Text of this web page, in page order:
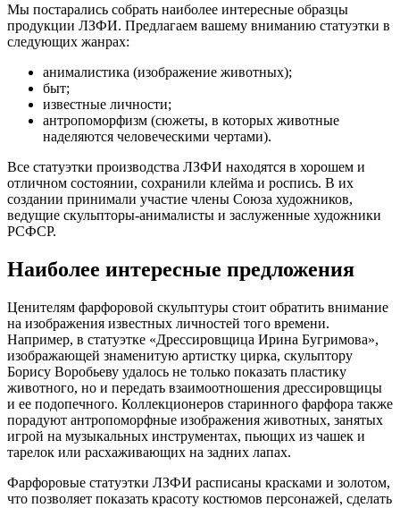
Мы постарались собрать наиболее интересные образцы
продукции ЛЗФИ. Предлагаем вашему вниманию статуэтки в
следующих жанрах:
анималистика (изображение животных);
быт;
известные личности;
антропоморфизм (сюжеты, в которых животные
наделяются человеческими чертами).
Все статуэтки производства ЛЗФИ находятся в хорошем и
отличном состоянии, сохранили клейма и роспись. В их
создании принимали участие члены Союза художников,
ведущие скульпторы-анималисты и заслуженные художники
РСФСР.
Наиболее интересные предложения
Ценителям фарфоровой скульптуры стоит обратить внимание
на изображения известных личностей того времени.
Например, в статуэтке «Дрессировщица Ирина Бугримова»,
изображающей знаменитую артистку цирка, скульптору
Борису Воробьеву удалось не только показать пластику
животного, но и передать взаимоотношения дрессировщицы
и ее подопечного. Коллекционеров старинного фарфора также
порадуют антропоморфные изображения животных, занятых
игрой на музыкальных инструментах, пьющих из чашек и
тарелок или расхаживающих на задних лапах.
Фарфоровые статуэтки ЛЗФИ расписаны красками и золотом,
что позволяет показать красоту костюмов персонажей, сделать